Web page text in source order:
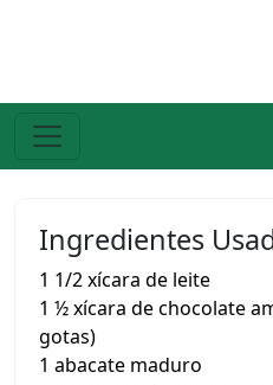
Ingredientes
1 1/2 xícara de leite
1 ½ xícara de chocolate
gotas)
1 abacate maduro